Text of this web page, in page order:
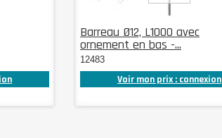
Barreau Ø12, L1000 avec
ornement en bas -...
12483
Voir mon prix : connexion